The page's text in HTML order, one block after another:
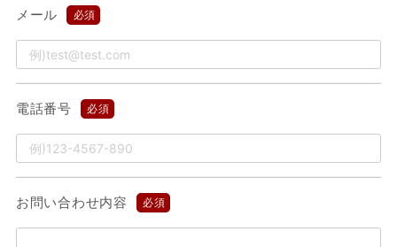
メール 必須
電話番号 必須
お問い合わせ内容 必須